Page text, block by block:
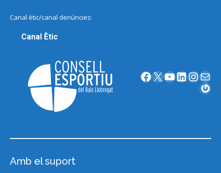
Canal ètic/canal denúncies:
Canal Ètic
Facebook X YouTube LinkedIn InstagramCorreu electrònic
Gravatar
Amb el suport